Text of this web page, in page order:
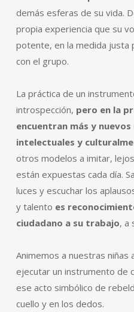
demás esferas de su vida.
propia experiencia que su
potente, en la medida justa
con el grupo.
La práctica de un
introspección, pero en la
encuentran más y
intelectuales y
otros modelos a imitar,
están expuestas cada día.
luces y escuchar los
y talento es
ciudadano a su trabajo, a
Animemos a nuestras niñas
ejecutar un instrumento de
ese acto simbólico de
cuello y en los dedos.